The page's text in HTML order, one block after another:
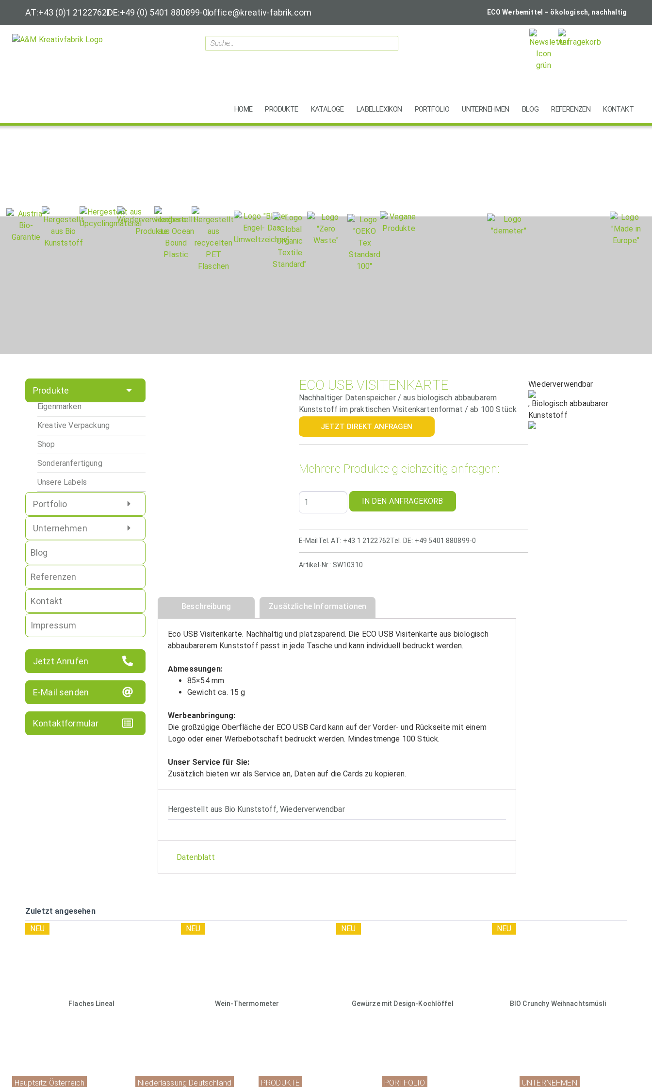
AT:+43 (0)1 2122762DE:+49 (0) 5401 880899-0office@kreativ-fabrik.com ECO Werbemittel – ökologisch, nachhaltig
HOME PRODUKTE KATALOGE LABELLEXIKON PORTFOLIO UNTERNEHMEN BLOG REFERENZEN KONTAKT
Produkte
Eigenmarken
Kreative Verpackung
Shop
Sonderanfertigung
Unsere Labels
Portfolio
Unternehmen
Blog
Referenzen
Kontakt
Impressum
Jetzt Anrufen
E-Mail senden
Kontaktformular
ECO USB VISITENKARTE
Nachhaltiger Datenspeicher / aus biologisch abbaubarem
Kunststoff im praktischen Visitenkartenformat / ab 100 Stück
JETZT DIREKT ANFRAGEN
Mehrere Produkte gleichzeitig anfragen:
IN DEN ANFRAGEKORB
E-Mail Tel. AT: +43 1 2122762Tel. DE: +49 5401 880899-0
Artikel-Nr.: SW10310
Beschreibung Zusätzliche Informationen
Eco USB Visitenkarte. Nachhaltig und platzsparend. Die ECO USB Visitenkarte aus biologisch
abbaubarerem Kunststoff passt in jede Tasche und kann individuell bedruckt werden.
Abmessungen:
85×54 mm
Gewicht ca. 15 g
Werbeanbringung:
Die großzügige Oberfläche der ECO USB Card kann auf der Vorder- und Rückseite mit einem
Logo oder einer Werbebotschaft bedruckt werden. Mindestmenge 100 Stück.
Unser Service für Sie:
Zusätzlich bieten wir als Service an, Daten auf die Cards zu kopieren.
Hergestellt aus Bio Kunststoff,Wiederverwendbar
Datenblatt
Wiederverwendbar
, Biologisch abbaubarer
Kunststoff
Zuletzt angesehen
Flaches Lineal
NEU
Wein-Thermometer
NEU
Gewürze mit Design-Kochlöffel
NEU
BIO Crunchy Weihnachtsmüsli
NEU
Hauptsitz Österreich Niederlassung Deutschland PRODUKTE PORTFOLIO UNTERNEHMEN